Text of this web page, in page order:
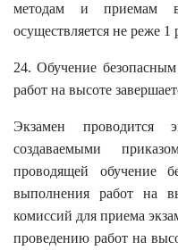
методам и приемам
осуществляется не реже 1
24. Обучение
работ на высоте
Экзамен проводится
создаваемыми
проводящей обучение
выполнения работ на
комиссий для приема
проведению работ на